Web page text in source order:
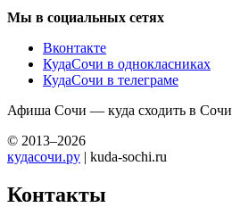
Мы в социальных сетях
Вконтакте
КудаСочи в однокласниках
КудаСочи в телеграме
Афиша Сочи — куда сходить в Сочи
© 2013–2026
кудасочи.ру | kuda-sochi.ru
Контакты